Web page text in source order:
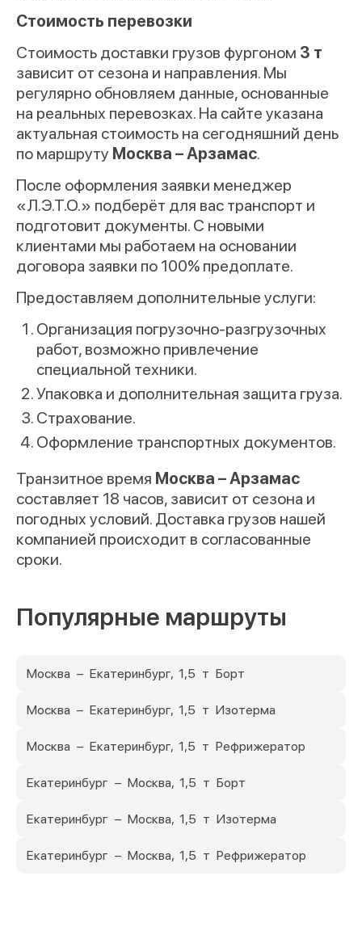
Стоимость перевозки
Стоимость доставки грузов фургоном 3 т
зависит от сезона и направления. Мы
регулярно обновляем данные, основанные
на реальных перевозках. На сайте указана
актуальная стоимость на сегодняшний день
по маршруту Москва – Арзамас.
После оформления заявки менеджер
«Л.Э.Т.О.» подберёт для вас транспорт и
подготовит документы. С новыми
клиентами мы работаем на основании
договора заявки по 100% предоплате.
Предоставляем дополнительные услуги:
Организация погрузочно-разгрузочных
работ, возможно привлечение
специальной техники.
Упаковка и дополнительная защита груза.
Страхование.
Оформление транспортных документов.
Транзитное время Москва – Арзамас
составляет 18 часов, зависит от сезона и
погодных условий. Доставка грузов нашей
компанией происходит в согласованные
сроки.
Популярные маршруты
Москва – Екатеринбург, 1,5 т Борт
Москва – Екатеринбург, 1,5 т Изотерма
Москва – Екатеринбург, 1,5 т Рефрижератор
Екатеринбург – Москва, 1,5 т Борт
Екатеринбург – Москва, 1,5 т Изотерма
Екатеринбург – Москва, 1,5 т Рефрижератор